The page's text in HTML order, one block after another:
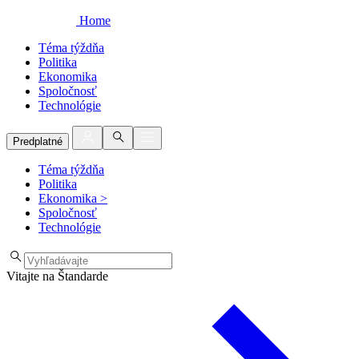
Home
Téma týždňa
Politika
Ekonomika
Spoločnosť
Technológie
Predplatné
Téma týždňa
Politika
Ekonomika >
Spoločnosť
Technológie
Vitajte na Štandarde